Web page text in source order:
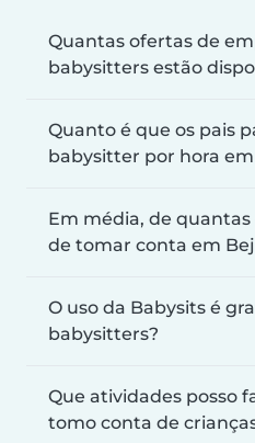
Quantas ofertas de
babysitters estão
Quanto é que os pais
babysitter por hora em
Em média, de
de tomar conta em
O uso da Babysits é
babysitters?
Que atividades posso
tomo conta de